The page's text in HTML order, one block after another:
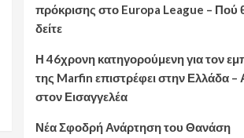
πρόκρισης στο Europa League – Πού
δείτε
Η 46χρονη κατηγορούμενη για τον
της Marfin επιστρέφει στην Ελλάδα –
στον Εισαγγελέα
Νέα Σφοδρή Ανάρτηση του Θανάση